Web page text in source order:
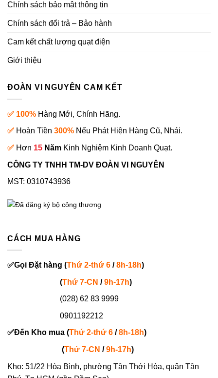
Chính sách bảo mật thông tin
Chính sách đổi trả – Bảo hành
Cam kết chất lượng quạt điện
Giới thiệu
ĐOÀN VI NGUYÊN CAM KẾT
✅ 100% Hàng Mới, Chính Hãng.
✅ Hoàn Tiền 300% Nếu Phát Hiện Hàng Cũ, Nhái.
✅ Hơn 15 Năm Kinh Nghiệm Kinh Doanh Quạt.
CÔNG TY TNHH TM-DV ĐOÀN VI NGUYÊN
MST: 0310743936
CÁCH MUA HÀNG
✅Gọi Đặt hàng (Thứ 2-thứ 6 /8h-18h)
(Thứ 7-CN /9h-17h)
(028) 62 83 9999
0901192212
✅Đến Kho mua (Thứ 2-thứ 6 /8h-18h)
(Thứ 7-CN /9h-17h)
Kho: 51/22 Hòa Bình, phường Tân Thới Hòa, quận Tân